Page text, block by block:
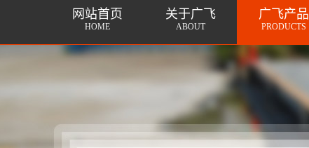
网站首页
HOME
关于广飞
ABOUT
广飞产品
PRODUCTS